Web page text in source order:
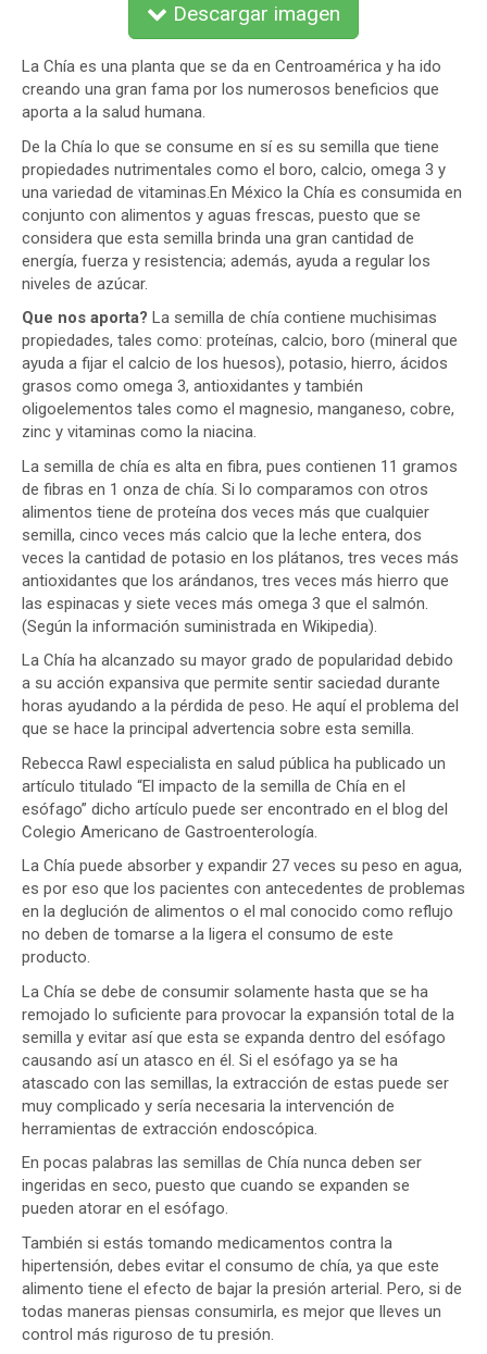
Descargar imagen
La Chía es una planta que se da en Centroamérica y ha ido
creando una gran fama por los numerosos beneficios que
aporta a la salud humana.
De la Chía lo que se consume en sí es su semilla que tiene
propiedades nutrimentales como el boro, calcio, omega 3 y
una variedad de vitaminas.En México la Chía es consumida en
conjunto con alimentos y aguas frescas, puesto que se
considera que esta semilla brinda una gran cantidad de
energía, fuerza y resistencia; además, ayuda a regular los
niveles de azúcar.
Que nos aporta? La semilla de chía contiene muchisimas
propiedades, tales como: proteínas, calcio, boro (mineral que
ayuda a fijar el calcio de los huesos), potasio, hierro, ácidos
grasos como omega 3, antioxidantes y también
oligoelementos tales como el magnesio, manganeso, cobre,
zinc y vitaminas como la niacina.
La semilla de chía es alta en fibra, pues contienen 11 gramos
de fibras en 1 onza de chía. Si lo comparamos con otros
alimentos tiene de proteína dos veces más que cualquier
semilla, cinco veces más calcio que la leche entera, dos
veces la cantidad de potasio en los plátanos, tres veces más
antioxidantes que los arándanos, tres veces más hierro que
las espinacas y siete veces más omega 3 que el salmón.
(Según la información suministrada en Wikipedia).
La Chía ha alcanzado su mayor grado de popularidad debido
a su acción expansiva que permite sentir saciedad durante
horas ayudando a la pérdida de peso. He aquí el problema del
que se hace la principal advertencia sobre esta semilla.
Rebecca Rawl especialista en salud pública ha publicado un
artículo titulado “El impacto de la semilla de Chía en el
esófago” dicho artículo puede ser encontrado en el blog del
Colegio Americano de Gastroenterología.
La Chía puede absorber y expandir 27 veces su peso en agua,
es por eso que los pacientes con antecedentes de problemas
en la deglución de alimentos o el mal conocido como reflujo
no deben de tomarse a la ligera el consumo de este
producto.
La Chía se debe de consumir solamente hasta que se ha
remojado lo suficiente para provocar la expansión total de la
semilla y evitar así que esta se expanda dentro del esófago
causando así un atasco en él. Si el esófago ya se ha
atascado con las semillas, la extracción de estas puede ser
muy complicado y sería necesaria la intervención de
herramientas de extracción endoscópica.
En pocas palabras las semillas de Chía nunca deben ser
ingeridas en seco, puesto que cuando se expanden se
pueden atorar en el esófago.
También si estás tomando medicamentos contra la
hipertensión, debes evitar el consumo de chía, ya que este
alimento tiene el efecto de bajar la presión arterial. Pero, si de
todas maneras piensas consumirla, es mejor que lleves un
control más riguroso de tu presión.